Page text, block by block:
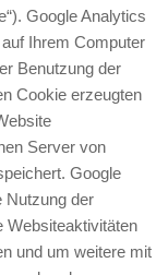
Google Analytics
Ihrem Computer
Benutzung der
Cookie erzeugten
Server von
Google
Nutzung der
Websiteaktivitäten
und um weitere mit